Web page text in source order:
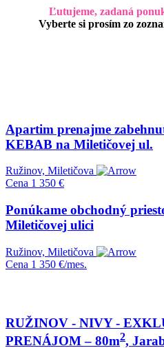
Ľutujeme, zadaná
Vyberte si prosím zo
Apartim prenajme
KEBAB na Miletičovej ul.
Ružinov, Miletičova
Cena 1 350 €
Ponúkame obchodný
Miletičovej ulici
Ružinov, Miletičova
Cena 1 350 €/mes.
RUŽINOV - NIVY -
PRENÁJOM – 80m2,